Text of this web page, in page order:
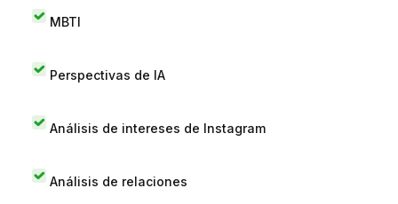
MBTI
Perspectivas de IA
Análisis de intereses de Instagram
Análisis de relaciones